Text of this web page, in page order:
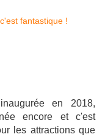
en 2018,
encore et c'est
les attractions que